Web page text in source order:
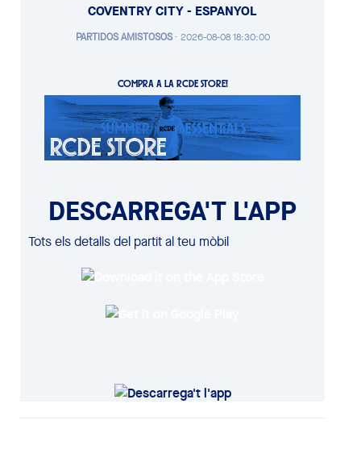
COVENTRY CITY - ESPANYOL
PARTIDOS AMISTOSOS· 2026-08-08 18:30:00
COMPRA A LA RCDE STORE!
DESCARREGA'T L'APP
Tots els detalls del partit al teu mòbil